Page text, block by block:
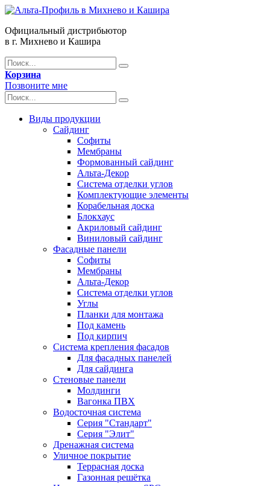
Официальный дистрибьютор
в г. Михнево и Кашира
Корзина
Позвоните мне
Виды продукции
Сайдинг
Софиты
Мембраны
Формованный сайдинг
Альта-Декор
Система отделки углов
Комплектующие элементы
Корабельная доска
Блокхаус
Акриловый сайдинг
Виниловый сайдинг
Фасадные панели
Софиты
Мембраны
Альта-Декор
Система отделки углов
Углы
Планки для монтажа
Под камень
Под кирпич
Система крепления фасадов
Для фасадных панелей
Для сайдинга
Стеновые панели
Молдинги
Вагонка ПВХ
Водосточная система
Серия "Стандарт"
Серия "Элит"
Дренажная система
Уличное покрытие
Террасная доска
Газонная решётка